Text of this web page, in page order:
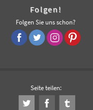
Folgen!
Folgen Sie uns schon?
Seite teilen: